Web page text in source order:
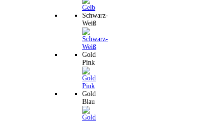
Schwarz-
Weiß
Gold
Pink
Gold
Blau